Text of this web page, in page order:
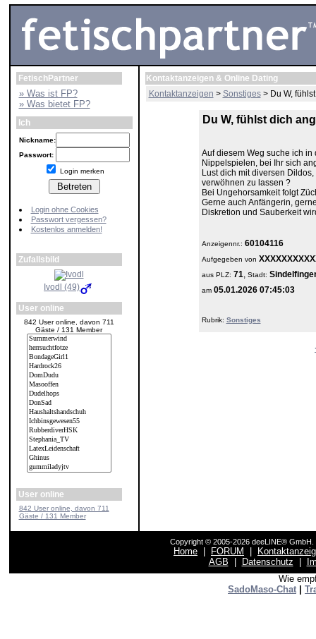
FetischPartner
» Was ist FP?
» Was bietet FP?
Ich
Nickname:
Passwort:
Login merken
Login ohne Cookies
Passwort vergessen?
Kostenlos anmelden!
Zufallsbild
Ivodl (49)
User online
842 User online, davon 711
Gäste / 131 Member
User online
842 User online, davon 711
Gäste / 131 Member
Kontaktanzeigen & Online Dating
Kontaktanzeigen > Sonstiges> Du W,
Du W, fühlst dich
Auf diesem Weg suche ich
Nippelspielen, bei Ihr sich
Lust dich mit diversen
verwöhnen zu lassen ?
Bei Ungehorsamkeit folgt
Gerne auch Anfängerin,
Diskretion und Sauberkeit
Anzeigennr.: 60104116
Aufgegeben von
aus PLZ: 71, Stadt:
am 05.01.2026 07:45:03
Rubrik: Sonstiges
Copyright © 2005-2026 deeLINE®
Home FORUM
AGB
Datenschutz
Wie
SadoMaso-Chat